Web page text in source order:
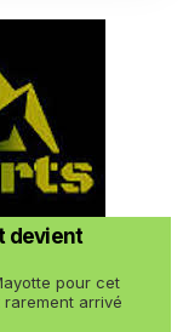
devient
pour cet
arrivé